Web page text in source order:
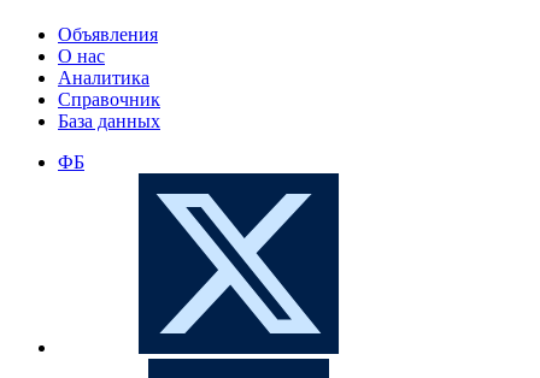
Объявления
О нас
Аналитика
Справочник
База данных
ФБ